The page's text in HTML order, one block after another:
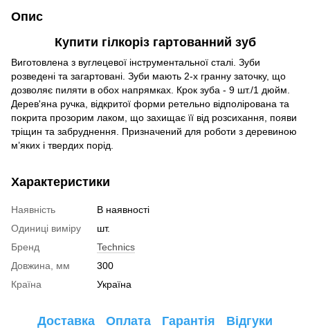
Опис
Купити гілкоріз гартованний зуб
Виготовлена з вуглецевої інструментальної сталі. Зуби
розведені та загартовані. Зуби мають 2-х гранну заточку, що
дозволяє пиляти в обох напрямках. Крок зуба - 9 шт./1 дюйм.
Дерев'яна ручка, відкритої форми ретельно відполірована та
покрита прозорим лаком, що захищає її від розсихання, появи
тріщин та забруднення. Призначений для роботи з деревиною
м’яких і твердих порід.
Характеристики
Наявність
В наявності
Одиниці виміру
шт.
Бренд
Technics
Довжина, мм
300
Країна
Україна
Доставка Оплата Гарантія Відгуки